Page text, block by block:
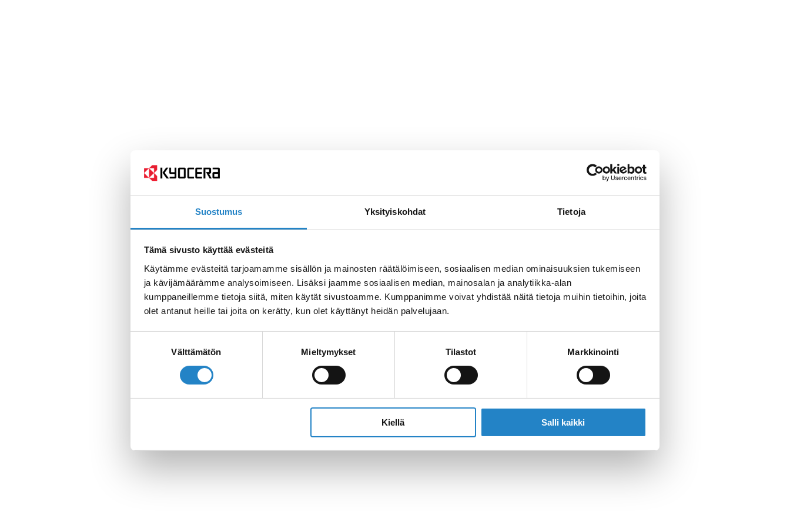
Suostumus Yksityiskohdat Tietoja
Tämä sivusto käyttää evästeitä
Käytämme evästeitä tarjoamamme sisällön ja mainosten räätälöimiseen, sosiaalisen median ominaisuuksien tukemiseen
ja kävijämäärämme analysoimiseen. Lisäksi jaamme sosiaalisen median, mainosalan ja analytiikka-alan
kumppaneillemme tietoja siitä, miten käytät sivustoamme. Kumppanimme voivat yhdistää näitä tietoja muihin tietoihin, joita
olet antanut heille tai joita on kerätty, kun olet käyttänyt heidän palvelujaan.
Välttämätön Mieltymykset Tilastot Markkinointi
Kiellä Salli kaikki